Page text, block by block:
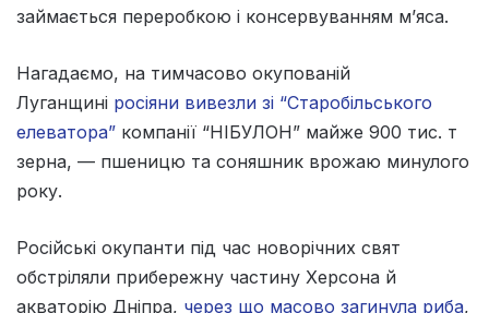
займається переробкою і консервуванням м’яса.
Нагадаємо, на тимчасово окупованій
Луганщині росіяни вивезли зі “Старобільського
елеватора” компанії “НІБУЛОН” майже 900 тис. т
зерна, — пшеницю та соняшник врожаю минулого
року.
Російські окупанти під час новорічних свят
обстріляли прибережну частину Херсона й
акваторію Дніпра, через що масово загинула риба,